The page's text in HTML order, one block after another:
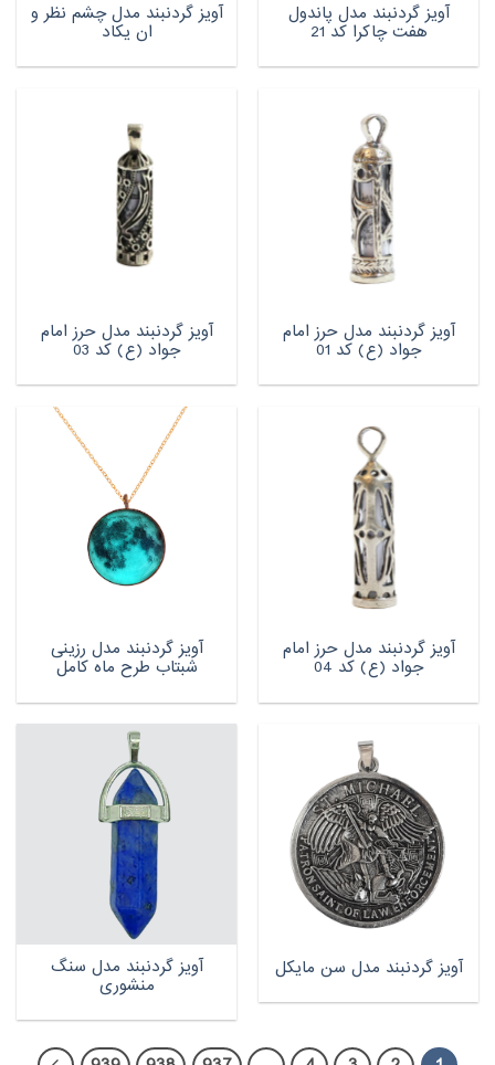
آویز گردنبند مدل پاندول
هفت چاکرا کد 21
آویز گردنبند مدل چشم نظر و
ان یکاد
آویز گردنبند مدل حرز امام
جواد (ع) کد 01
آویز گردنبند مدل حرز امام
جواد (ع) کد 03
آویز گردنبند مدل حرز امام
جواد (ع) کد 04
آویز گردنبند مدل رزینی
شبتاب طرح ماه کامل
آویز گردنبند مدل سن مایکل آویز گردنبند مدل سنگ
منشوری